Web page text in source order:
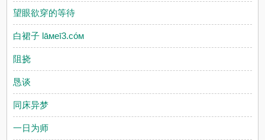
望眼欲穿的等待
白裙子 lāмeī3.cóм
阻挠
恳谈
同床异梦
一日为师